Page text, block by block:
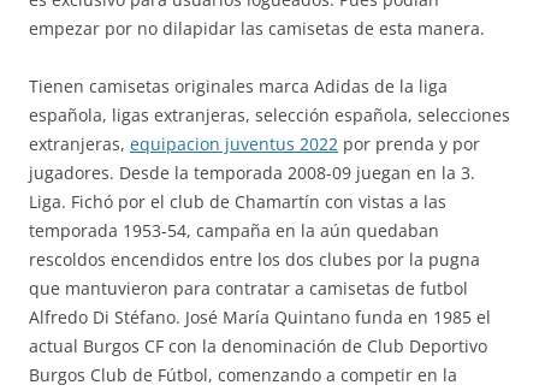
empezar por no dilapidar las camisetas de esta manera.
Tienen camisetas originales marca Adidas de la liga
española, ligas extranjeras, selección española, selecciones
extranjeras, equipacion juventus 2022 por prenda y por
jugadores. Desde la temporada 2008-09 juegan en la 3.
Liga. Fichó por el club de Chamartín con vistas a las
temporada 1953-54, campaña en la aún quedaban
rescoldos encendidos entre los dos clubes por la pugna
que mantuvieron para contratar a camisetas de futbol
Alfredo Di Stéfano. José María Quintano funda en 1985 el
actual Burgos CF con la denominación de Club Deportivo
Burgos Club de Fútbol, comenzando a competir en la